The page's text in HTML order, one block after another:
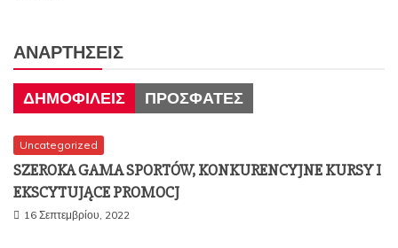
ΑΝΑΡΤΉΣΕΙΣ
ΔΗΜΟΦΙΛΕΊΣ ΠΡΌΣΦΑΤΕΣ
Uncategorized
SZEROKA GAMA SPORTÓW, KONKURENCYJNE KURSY I
EKSCYTUJĄCE PROMOCJ
16 Σεπτεμβρίου, 2022